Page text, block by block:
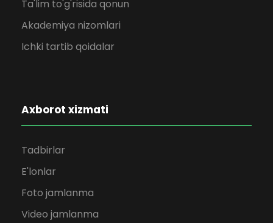
Ta'lim to'g'risida qonun
Akademiya nizomlari
Ichki tartib qoidalar
Axborot xizmati
Tadbirlar
E'lonlar
Foto jamlanma
Video jamlanma